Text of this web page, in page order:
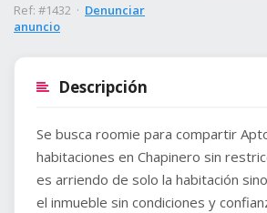
Ref: #1432 · Denunciar
anuncio
Descripción
Se busca roomie para compartir
habitaciones en Chapinero sin
es arriendo de solo la habitación
el inmueble sin condiciones y